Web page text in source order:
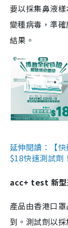
要以採集鼻液
變種病毒，準
結果。
延伸閱讀：【
$18快速測試
acc+ test 新型
產品由香港口
到。測試劑以